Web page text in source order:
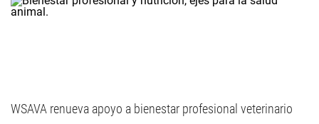
WSAVA renueva apoyo a bienestar profesional veterinario